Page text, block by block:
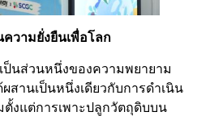
วามยั่งยืนเพื่อโลก
ป็นส่วนหนึ่งของความพยายาม
สานเป็นหนึ่งเดียวกับการดำเนิน
งแต่การเพาะปลูกวัตถุดิบบน